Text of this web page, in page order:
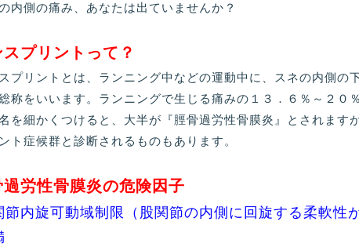
内側の痛み、あなたは出ていませんか？
プリントって？
プリントとは、ランニング中などの運動中に、スネの内側の
称をいいます。ランニングで生じる痛みの１３．６％～２０
を細かくつけると、大半が『脛骨過労性骨膜炎』とされます
ト症候群と診断されるものもあります。
労性骨膜炎の危険因子
節内旋可動域制限（股関節の内側に回旋する柔軟性